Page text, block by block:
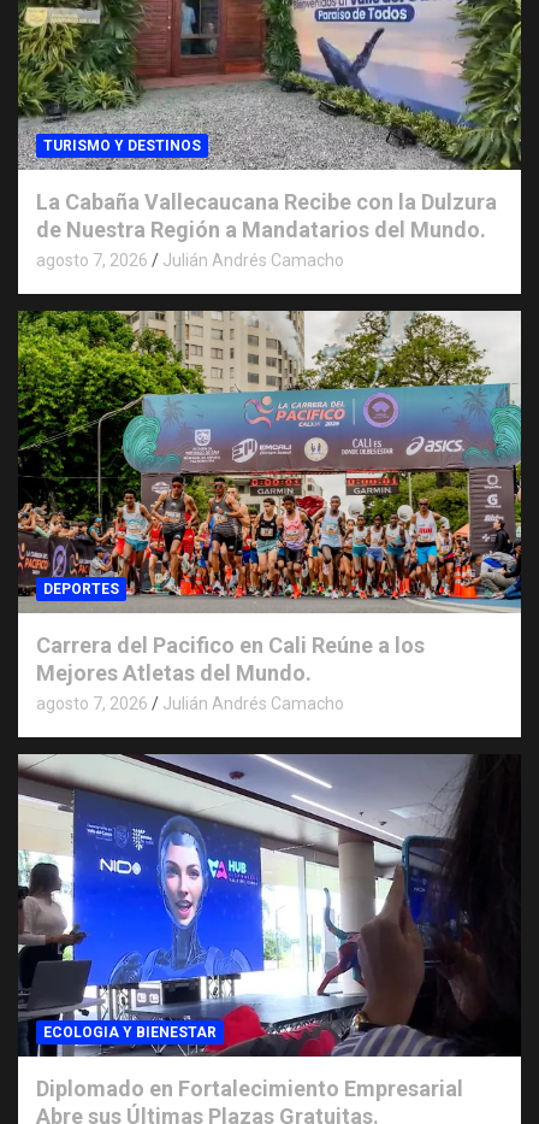
TURISMO Y DESTINOS
La Cabaña Vallecaucana Recibe con la Dulzura
de Nuestra Región a Mandatarios del Mundo.
agosto 7, 2026 Julián Andrés Camacho
DEPORTES
Carrera del Pacifico en Cali Reúne a los
Mejores Atletas del Mundo.
agosto 7, 2026 Julián Andrés Camacho
ECOLOGIA Y BIENESTAR
Diplomado en Fortalecimiento Empresarial
Abre sus Últimas Plazas Gratuitas.